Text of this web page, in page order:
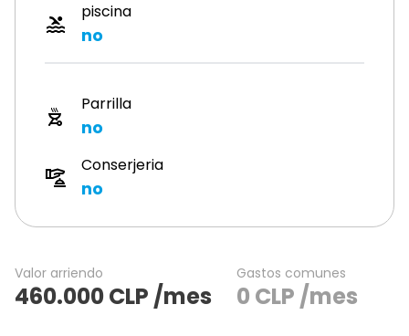
piscina
no
Parrilla
no
Conserjeria
no
Valor arriendo
460.000CLP /mes
Gastos comunes
0 CLP /mes